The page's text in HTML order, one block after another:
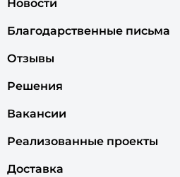
Новости
Благодарственные письма
Отзывы
Решения
Вакансии
Реализованные проекты
Доставка